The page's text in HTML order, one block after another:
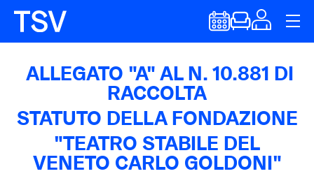
ALLEGATO "A" AL N. 10.881 DI
RACCOLTA
STATUTO DELLA FONDAZIONE
"TEATRO STABILE DEL
VENETO CARLO GOLDONI"